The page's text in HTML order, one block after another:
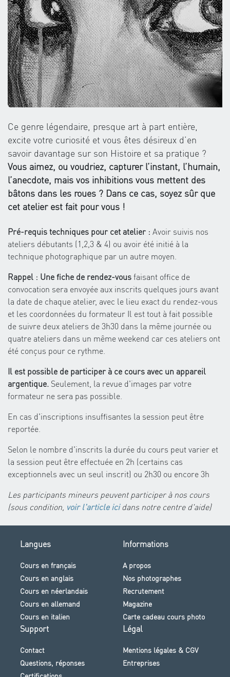
Ce genre légendaire, presque art à part entière,
excite votre curiosité et vous êtes désireux d’en
savoir davantage sur son Histoire et sa pratique ?
Vous aimez, ou voudriez, capturer l’instant, l’humain,
l’anecdote, mais vos inhibitions vous mettent des
bâtons dans les roues ? Dans ce cas, soyez sûr que
cet atelier est fait pour vous !
Pré-requis techniques pour cet atelier : Avoir suivis nos
ateliers débutants (1,2,3 & 4) ou avoir été initié à la
technique photographique par un autre moyen.
Rappel : Une fiche de rendez-vousfaisant office de
convocation sera envoyée aux inscrits quelques jours avant
la date de chaque atelier, avec le lieu exact du rendez-vous
et les coordonnées du formateur Il est tout à fait possible
de suivre deux ateliers de 3h30 dans la même journée ou
quatre ateliers dans un même weekend car ces ateliers ont
été conçus pour ce rythme.
Il est possible de participer à ce cours avec un appareil
argentique. Seulement, la revue d'images par votre
formateur ne sera pas possible.
En cas d'inscriptions insuffisantes la session peut être
reportée.
Selon le nombre d'inscrits la durée du cours peut varier et
la session peut être effectuée en 2h (certains cas
exceptionnels avec un seul inscrit) ou 2h30 ou encore 3h
Les participants mineurs peuvent participer à nos cours
(sous condition, voir l'article icidans notre centre d'aide)
Langues
Cours en français
Cours en anglais
Cours en néerlandais
Cours en allemand
Cours en italien
Informations
A propos
Nos photographes
Recrutement
Magazine
Carte cadeau cours photo
Support
Contact
Questions, réponses
Légal
Mentions légales & CGV
Entreprises